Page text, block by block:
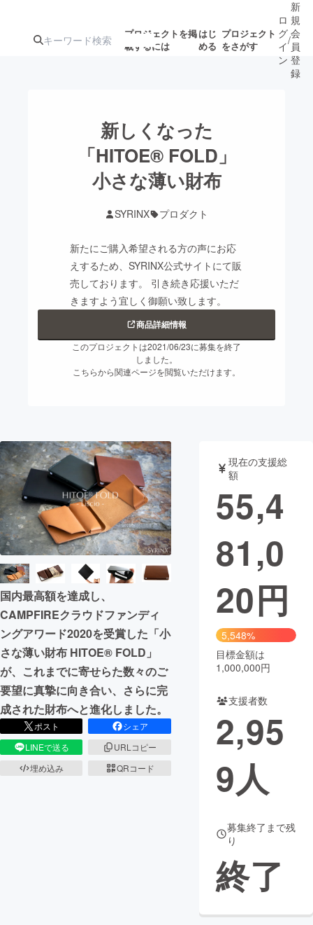
プロジェクトを掲
載するには
はじ
める
プロジェクト
をさがす
注目の新着プロ
ジェクト
募集終了が近いプ
ロジェクト
アート・写真
映像・映画
ビジネス・起業
まちづくり・地域活性化
ロ
グ
イ
ン
/
新
規
会
員
登
録
新しくなった
「HITOE® FOLD」
小さな薄い財布
SYRINX プロダクト
新たにご購入希望される方の声にお応
えするため、SYRINX公式サイトにて販
売しております。 引き続き応援いただ
きますよう宜しく御願い致します。
商品詳細情報
このプロジェクトは2021/06/23に募集を終了
しました。
こちらから関連ページを閲覧いただけます。
国内最高額を達成し、
CAMPFIREクラウドファンディ
ングアワード2020を受賞した「小
さな薄い財布 HITOE® FOLD」
が、これまでに寄せらた数々のご
要望に真摯に向き合い、さらに完
成された財布へと進化しました。
ポスト
シェア
LINEで送る
URLコピー
埋め込み
QRコード
現在の支援総
額
55,4
81,0
20円
5,548%
目標金額は
1,000,000円
支援者数
2,95
9人
募集終了まで残
り
終了